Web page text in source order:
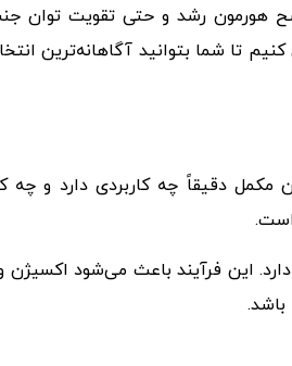
هورمون رشد و حتی تقویت توان
تا شما بتوانید آگاهانه‌ترین
دقیقاً چه کاربردی دارد و چه
است.
این فرآیند باعث می‌شود اکسیژن